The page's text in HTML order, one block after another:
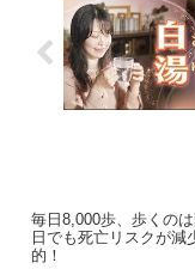
毎日8,000歩、歩くの
日でも死亡リスクが減
的！